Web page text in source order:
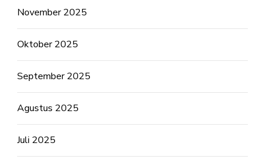
November 2025
Oktober 2025
September 2025
Agustus 2025
Juli 2025